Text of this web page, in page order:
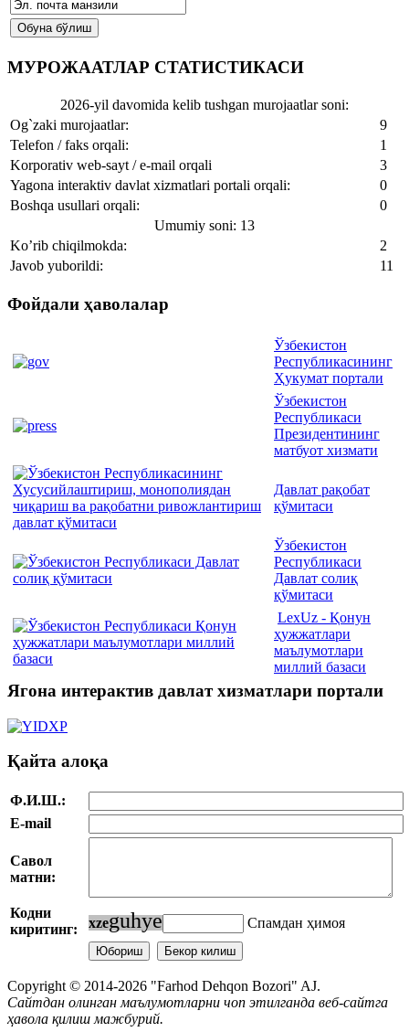
МУРОЖААТЛАР СТАТИСТИКАСИ
2026-yil davomida kelib tushgan murojaatlar soni:
Og`zaki murojaatlar:
9
Telefon / faks orqali:
1
Korporativ web-sayt / e-mail orqali
3
Yagona interaktiv davlat xizmatlari portali orqali:
0
Boshqa usullari orqali:
0
Umumiy soni: 13
Ko’rib chiqilmokda:
2
Javob yuborildi:
11
Фойдали ҳаволалар
Ўзбекистон
Республикасининг
Ҳукумат портали
Ўзбекистон
Республикаси
Президентининг
матбуот хизмати
Давлат рақобат
қўмитаси
Ўзбекистон
Республикаси
Давлат солиқ
қўмитаси
LexUz - Қонун
ҳужжатлари
маълумотлари
миллий базаси
Ягона интерактив давлат хизматлари портали
Қайта алоқа
Ф.И.Ш.:
E-mail
Савол
матни:
Кодни
киритинг:
xzeguhye Спамдан ҳимоя
Copyright © 2014-2026 "Farhod Dehqon Bozori" AJ.
Сайтдан олинган маълумотларни чоп этилганда веб-сайтга
ҳавола қилиш мажбурий.